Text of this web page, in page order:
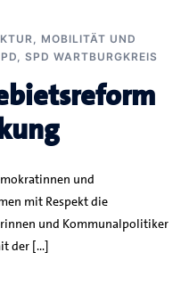
MOBILITÄT UND
, SPD WARTBURGKREIS
und
mit Respekt die
und Kommunalpolitiker
der […]